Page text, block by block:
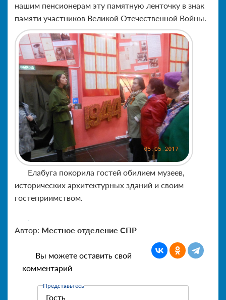
нашим пенсионерам эту памятную ленточку в знак
памяти участников Великой Отечественной Войны.
Елабуга покорила гостей обилием музеев,
исторических архитектурных зданий и своим
гостеприимством.
Автор: Местное отделение СПР
Вы можете оставить свой
комментарий
Представьтесь